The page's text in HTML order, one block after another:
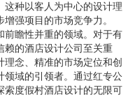
这种以客人为中心的设计理
强项目的市场竞争力。
前瞻性并重的领域。对于有
赖的酒店设计公司至关重
念、精准的市场定位和创
领域的引领者。通过红专公
索度假村酒店设计的无限可